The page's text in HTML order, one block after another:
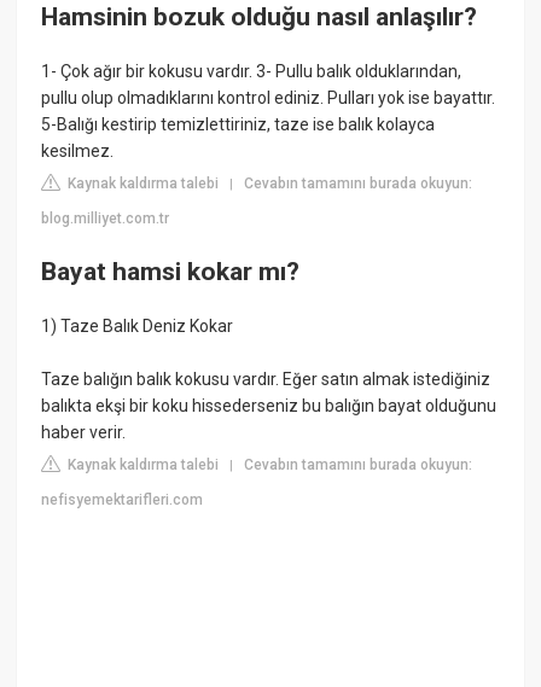
Hamsinin bozuk olduğu nasıl anlaşılır?
1- Çok ağır bir kokusu vardır. 3- Pullu balık olduklarından,
pullu olup olmadıklarını kontrol ediniz. Pulları yok ise bayattır.
5-Balığı kestirip temizlettiriniz, taze ise balık kolayca
kesilmez.
Kaynak kaldırma talebi |Cevabın tamamını burada okuyun:
blog.milliyet.com.tr
Bayat hamsi kokar mı?
1) Taze Balık Deniz Kokar
Taze balığın balık kokusu vardır. Eğer satın almak istediğiniz
balıkta ekşi bir koku hissederseniz bu balığın bayat olduğunu
haber verir.
Kaynak kaldırma talebi |Cevabın tamamını burada okuyun:
nefisyemektarifleri.com